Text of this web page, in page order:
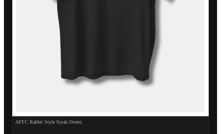
AFFC Rabbit Style Siyah Oversi